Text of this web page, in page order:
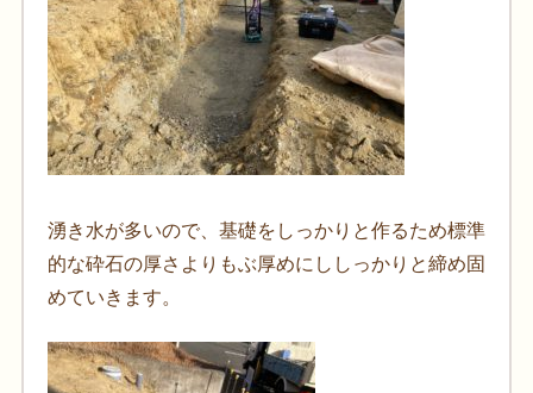
湧き水が多いので、基礎をしっかりと作るため標準
的な砕石の厚さよりもぶ厚めにししっかりと締め固
めていきます。